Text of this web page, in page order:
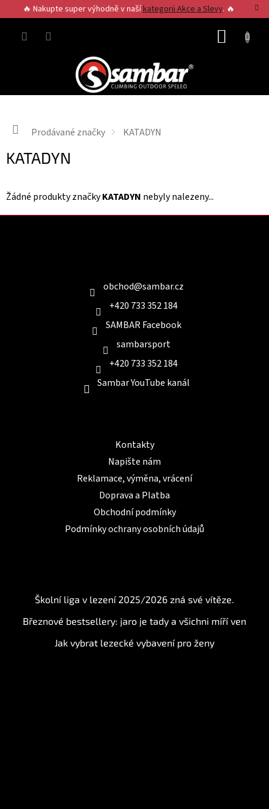
na
obsah
🔥 Nakupte super výhodně v našíkategorii Akce a Slevy. 🔥
Domů
Prodávané značky KATADYN
KATADYN
Žádné produkty značkyKATADYN nebyly nalezeny...
obchod@sambar.cz
+420 733 352 184
SAMBAR Facebook
sambarsport
+420 733 352 184
Sambar YouTube kanál
Kontakty
Napište nám
Reklamace, výměna, vrácení
Doprava a Platba
Obchodní podmínky
Podmínky ochrany osobních údajů
Školní liga v lezení 2025/2026 zná své vítěze.
Březnové bestsellery: jaro je tady a všichni míří ven
Jak vybrat lezecké vybavení pro ženy